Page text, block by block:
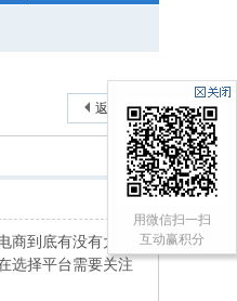
返回列表
商到底有没有大家
选择平台需要关注
用微信扫一扫
互动赢积分